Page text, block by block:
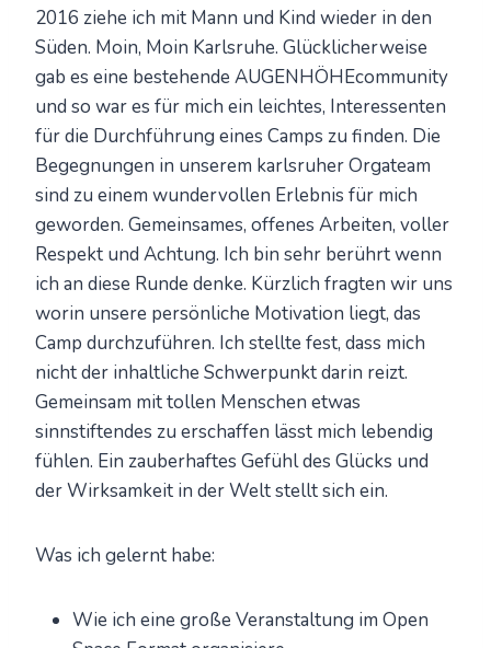
2016 ziehe ich mit Mann und Kind wieder in den
Süden. Moin, Moin Karlsruhe. Glücklicherweise
gab es eine bestehende AUGENHÖHEcommunity
und so war es für mich ein leichtes, Interessenten
für die Durchführung eines Camps zu finden. Die
Begegnungen in unserem karlsruher Orgateam
sind zu einem wundervollen Erlebnis für mich
geworden. Gemeinsames, offenes Arbeiten, voller
Respekt und Achtung. Ich bin sehr berührt wenn
ich an diese Runde denke. Kürzlich fragten wir uns
worin unsere persönliche Motivation liegt, das
Camp durchzuführen. Ich stellte fest, dass mich
nicht der inhaltliche Schwerpunkt darin reizt.
Gemeinsam mit tollen Menschen etwas
sinnstiftendes zu erschaffen lässt mich lebendig
fühlen. Ein zauberhaftes Gefühl des Glücks und
der Wirksamkeit in der Welt stellt sich ein.
Was ich gelernt habe:
Wie ich eine große Veranstaltung im Open